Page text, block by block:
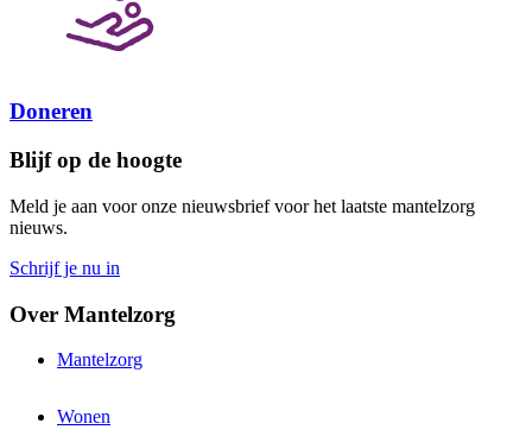
Doneren
Blijf op de hoogte
Meld je aan voor onze nieuwsbrief voor het laatste mantelzorg
nieuws.
Schrijf je nu in
Over Mantelzorg
Mantelzorg
Wonen